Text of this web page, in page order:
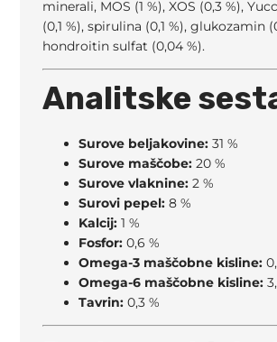
minerali, MOS (1 %), XOS (0,3 %),
(0,1 %), spirulina (0,1 %), glukozamin
hondroitin sulfat (0,04 %).
Analitske
Surove beljakovine: 31 %
Surove maščobe: 20 %
Surove vlaknine: 2 %
Surovi pepel: 8 %
Kalcij: 1 %
Fosfor: 0,6 %
Omega-3 maščobne kisline:
Omega-6 maščobne kisline:
Tavrin: 0,3 %